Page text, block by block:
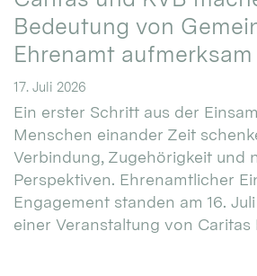
Bedeutung von
Ehrenamt aufmerksam
17. Juli 2026
Ein erster Schritt aus der
Menschen einander Zeit
Verbindung, Zugehörigkeit und
Perspektiven. Ehrenamtlicher
Engagement standen am 16.
einer Veranstaltung von Caritas